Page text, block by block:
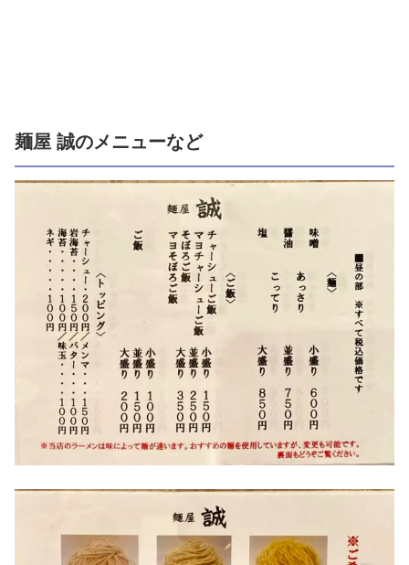
麺屋 誠のメニューなど